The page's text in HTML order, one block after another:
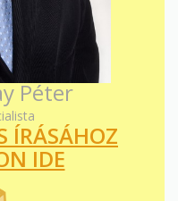
Péter
ÍRÁSÁHOZ
IDE